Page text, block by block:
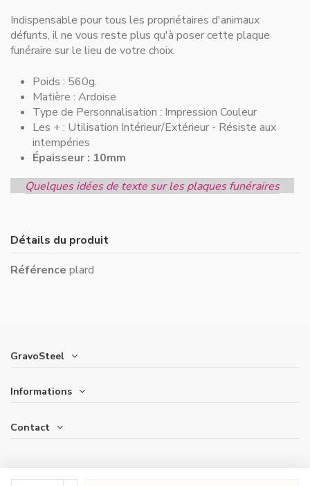
Indispensable pour tous les propriétaires d'animaux
défunts, il ne vous reste plus qu'à poser cette plaque
funéraire sur le lieu de votre choix.
Poids : 560g.
Matière : Ardoise
Type de Personnalisation : Impression Couleur
Les + : Utilisation Intérieur/Extérieur - Résiste aux
intempéries
Épaisseur : 10mm
Quelques idées de texte sur les plaques funéraires
Détails du produit
Référence plard
GravoSteel
Informations
Contact